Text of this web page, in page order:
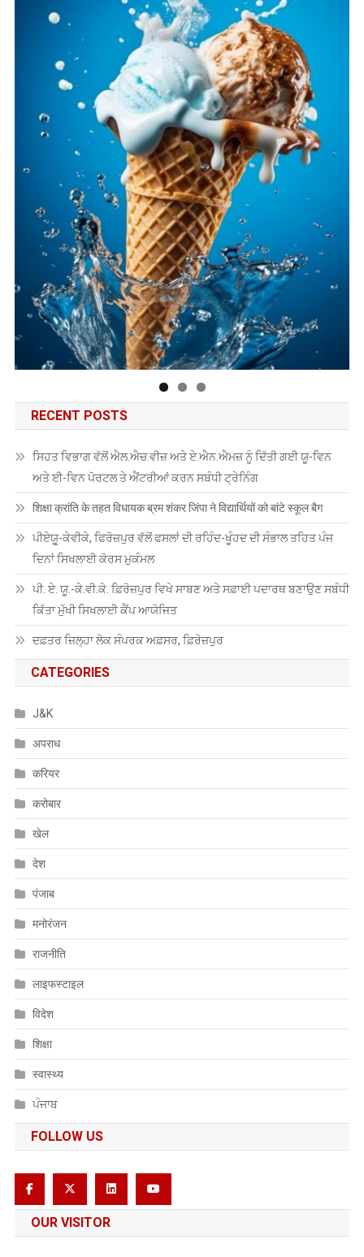
RECENT POSTS
ਸਿਹਤ ਵਿਭਾਗ ਵੱਲੋਂ ਐਲ.ਐਚ.ਵੀਜ਼ ਅਤੇ ਏ.ਐਨ.ਐਮਜ਼ ਨੂੰ ਦਿੱਤੀ ਗਈ ਯੂ-ਵਿਨ
ਅਤੇ ਈ-ਵਿਨ ਪੋਰਟਲ ਤੇ ਐਂਟਰੀਆਂ ਕਰਨ ਸਬੰਧੀ ਟ੍ਰੇਨਿੰਗ
शिक्षा क्रांति के तहत विधायक ब्रम शंकर जिंपा ने विद्यार्थियों को बांटे स्कूल बैग
ਪੀਏਯੂੑ-ਕੇਵੀਕੇ, ਫਿਰੋਜ਼ਪੁਰ ਵੱਲੋਂ ਫਸਲਾਂ ਦੀ ਰਹਿੰਦ-ਖੂੰਹਦ ਦੀ ਸੰਭਾਲ ਤਹਿਤ ਪੰਜ
ਦਿਨਾਂ ਸਿਖਲਾਈ ਕੋਰਸ ਮੁਕੰਮਲ
ਪੀ. ਏ. ਯੂ.-ਕੇ.ਵੀ.ਕੇ. ਫ਼ਿਰੋਜ਼ਪੁਰ ਵਿਖੇ ਸਾਬਣ ਅਤੇ ਸਫ਼ਾਈ ਪਦਾਰਥ ਬਣਾਉਣ ਸਬੰਧੀ
ਕਿੱਤਾ ਮੁੱਖੀ ਸਿਖਲਾਈ ਕੈਂਪ ਆਯੋਜਿਤ
ਦਫ਼ਤਰ ਜ਼ਿਲ੍ਹਾ ਲੋਕ ਸੰਪਰਕ ਅਫ਼ਸਰ, ਫ਼ਿਰੋਜ਼ਪੁਰ
CATEGORIES
J&K
अपराध
करियर
करोबार
खेल
देश
पंजाब
मनोरंजन
राजनीति
लाइफस्टाइल
विदेश
शिक्षा
स्वास्थ्य
ਪੰਜਾਬ
FOLLOW US
OUR VISITOR